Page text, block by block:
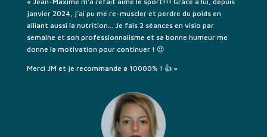
janvier 2024, j’ai pu me re-muscler et perdre du poids en
alliant aussi la nutrition… Je fais 2 séances en visio par
semaine et son professionnalisme et sa bonne humeur me
donne la motivation pour continuer ! 😍
Merci JM et je recommande a 10000% ! 👍 »